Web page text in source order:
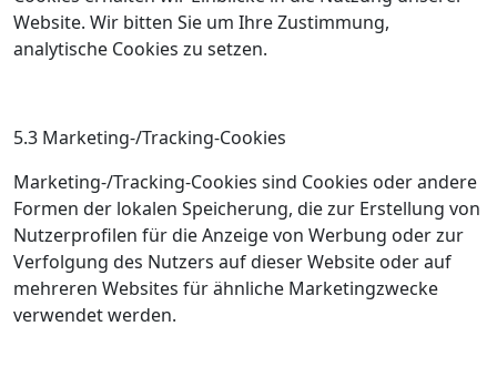
Website. Wir bitten Sie um Ihre Zustimmung,
analytische Cookies zu setzen.
5.3 Marketing-/Tracking-Cookies
Marketing-/Tracking-Cookies sind Cookies oder andere
Formen der lokalen Speicherung, die zur Erstellung von
Nutzerprofilen für die Anzeige von Werbung oder zur
Verfolgung des Nutzers auf dieser Website oder auf
mehreren Websites für ähnliche Marketingzwecke
verwendet werden.